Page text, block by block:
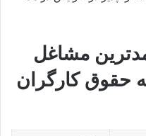
مشاغل
حقوق کارگران